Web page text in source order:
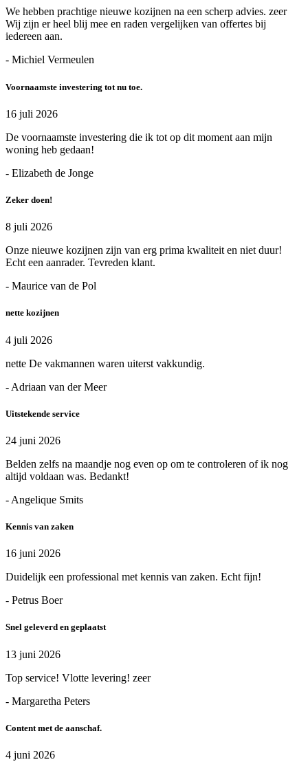
We hebben prachtige nieuwe kozijnen na een scherp advies. zeer
Wij zijn er heel blij mee en raden vergelijken van offertes bij
iedereen aan.
- Michiel Vermeulen
Voornaamste investering tot nu toe.
16 juli 2026
De voornaamste investering die ik tot op dit moment aan mijn
woning heb gedaan!
- Elizabeth de Jonge
Zeker doen!
8 juli 2026
Onze nieuwe kozijnen zijn van erg prima kwaliteit en niet duur!
Echt een aanrader. Tevreden klant.
- Maurice van de Pol
nette kozijnen
4 juli 2026
nette De vakmannen waren uiterst vakkundig.
- Adriaan van der Meer
Uitstekende service
24 juni 2026
Belden zelfs na maandje nog even op om te controleren of ik nog
altijd voldaan was. Bedankt!
- Angelique Smits
Kennis van zaken
16 juni 2026
Duidelijk een professional met kennis van zaken. Echt fijn!
- Petrus Boer
Snel geleverd en geplaatst
13 juni 2026
Top service! Vlotte levering! zeer
- Margaretha Peters
Content met de aanschaf.
4 juni 2026